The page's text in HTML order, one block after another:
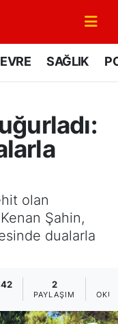
SAĞLIK
olan
Şahin,
dualarla
2
PAYLAŞIM